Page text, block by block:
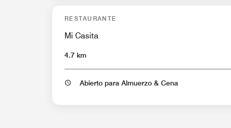
RESTAURANTE
Mi Casita
4.7 km
Abierto para Almuerzo & Cena